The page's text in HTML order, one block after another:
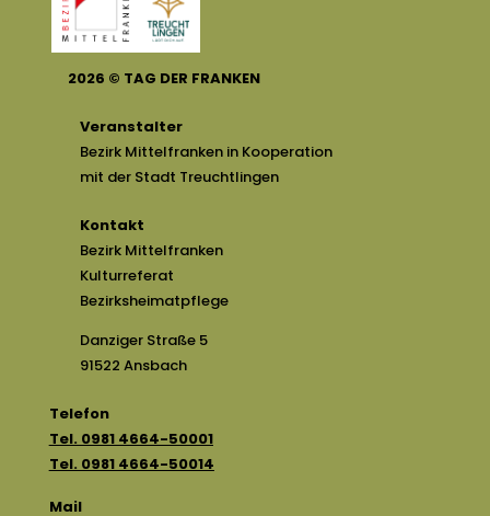
2026 © TAG DER FRANKEN
Veranstalter
Bezirk Mittelfranken in Kooperation
mit der Stadt Treuchtlingen
Kontakt
Bezirk Mittelfranken
Kulturreferat
Bezirksheimatpflege
Danziger Straße 5
91522 Ansbach
Telefon
Tel. 0981 4664-50001
Tel. 0981 4664-50014
Mail